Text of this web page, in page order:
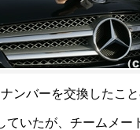
ンバーを交換したこと
いたが、チームメ